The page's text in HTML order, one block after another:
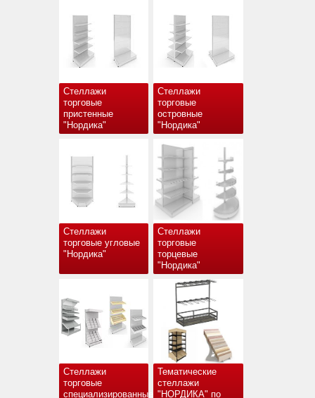
Стеллажи
торговые
пристенные
"Нордика"
Стеллажи
торговые
островные
"Нордика"
Стеллажи
торговые угловые
"Нордика"
Стеллажи
торговые
торцевые
"Нордика"
Стеллажи
торговые
специализированные
Тематические
стеллажи
"НОРДИКА" по